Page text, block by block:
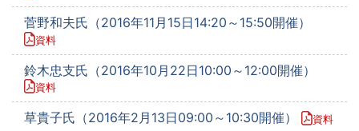
菅野和夫氏（2016年11月15日14:20～15:50開催）
資料
鈴木忠支氏（2016年10月22日10:00～12:00開催）
資料
草貴子氏（2016年2月13日09:00～10:30開催） 資料